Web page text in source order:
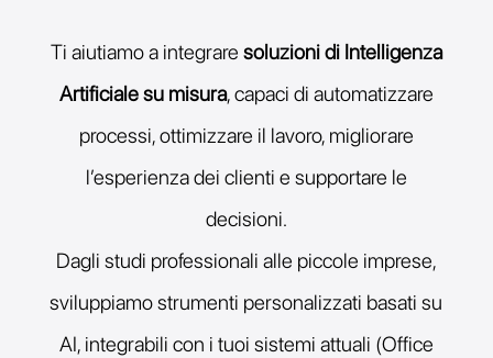
Ti aiutiamo a integrare soluzioni di Intelligenza
Artificiale su misura, capaci di automatizzare
processi, ottimizzare il lavoro, migliorare
l’esperienza dei clienti e supportare le
decisioni.
Dagli studi professionali alle piccole imprese,
sviluppiamo strumenti personalizzati basati su
AI, integrabili con i tuoi sistemi attuali (Office